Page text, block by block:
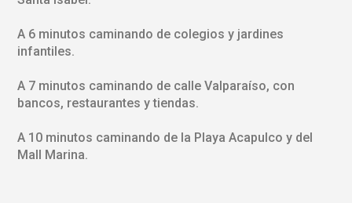
A 6 minutos caminando de colegios y jardines
infantiles.
A 7 minutos caminando de calle Valparaíso, con
bancos, restaurantes y tiendas.
A 10 minutos caminando de la Playa Acapulco y del
Mall Marina.